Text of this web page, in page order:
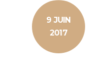
9 JUIN
2017